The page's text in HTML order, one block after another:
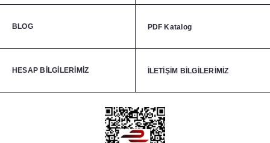
BLOG PDF Katalog
HESAP BİLGİLERİMİZ İLETİŞİM BİLGİLERİMİZ